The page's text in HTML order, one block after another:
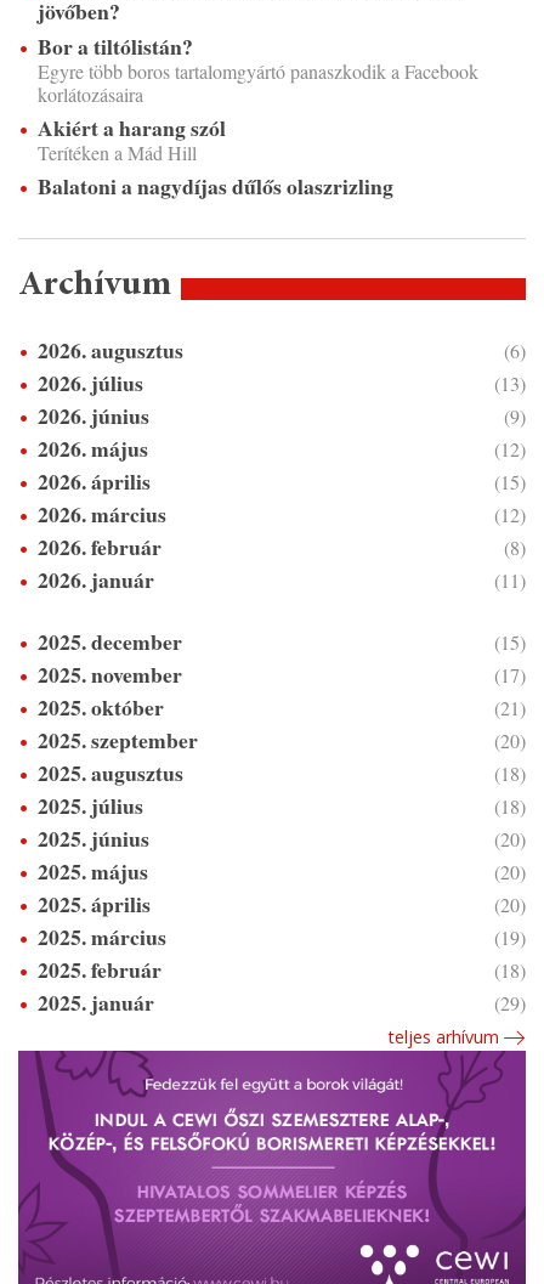
jövőben?
Bor a tiltólistán?
Egyre több boros tartalomgyártó panaszkodik a Facebook
korlátozásaira
Akiért a harang szól
Terítéken a Mád Hill
Balatoni a nagydíjas dűlős olaszrizling
Archívum
2026. augusztus (6)
2026. július (13)
2026. június (9)
2026. május (12)
2026. április (15)
2026. március (12)
2026. február (8)
2026. január (11)
2025. december (15)
2025. november (17)
2025. október (21)
2025. szeptember (20)
2025. augusztus (18)
2025. július (18)
2025. június (20)
2025. május (20)
2025. április (20)
2025. március (19)
2025. február (18)
2025. január (29)
teljes arhívum